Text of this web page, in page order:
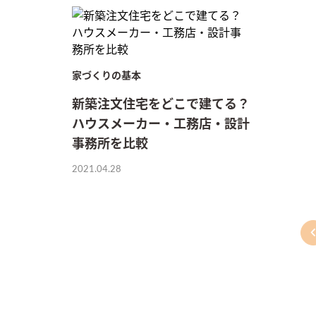
家づくりの基本
新築注文住宅をどこで建てる？
ハウスメーカー・工務店・設計
事務所を比較
2021.04.28